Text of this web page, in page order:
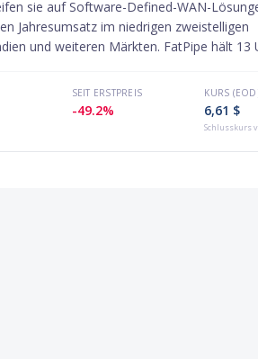
sie auf Software-Defined-WAN-
Jahresumsatz im niedrigen zweistelligen
und weiteren Märkten. FatPipe hält 13
SEIT ERSTPREIS
-49.2%
KURS
6,61 $
Schlusskurs